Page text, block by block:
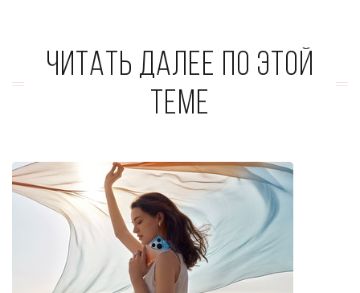
Читать далее по этой
теме